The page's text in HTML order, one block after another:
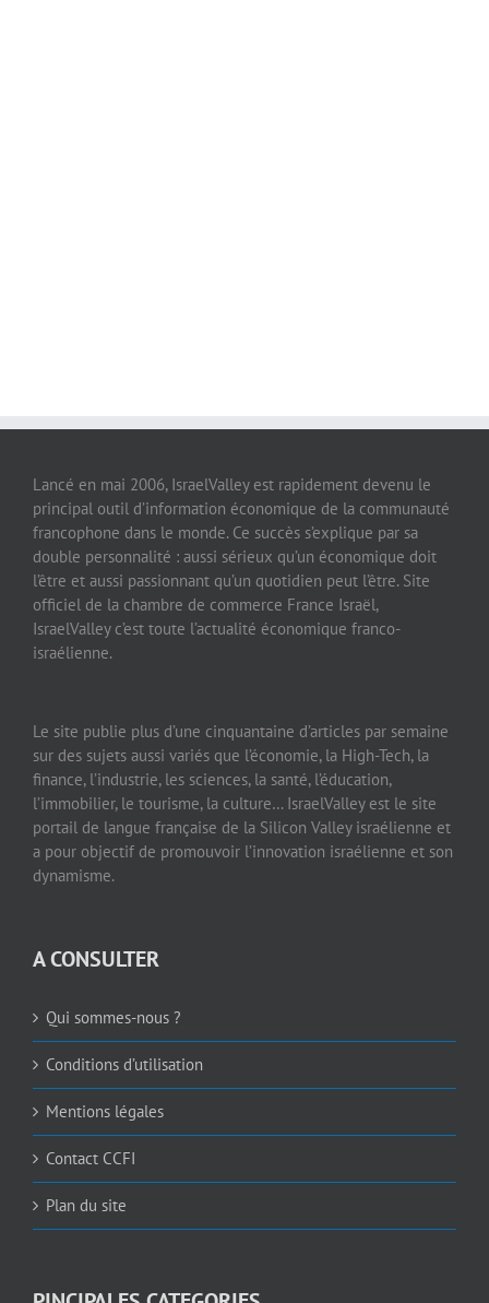
Lancé en mai 2006, IsraelValley est rapidement devenu le
principal outil d’information économique de la communauté
francophone dans le monde. Ce succès s’explique par sa
double personnalité : aussi sérieux qu’un économique doit
l’être et aussi passionnant qu’un quotidien peut l’être. Site
officiel de la chambre de commerce France Israël,
IsraelValley c’est toute l’actualité économique franco-
israélienne.
Le site publie plus d’une cinquantaine d’articles par semaine
sur des sujets aussi variés que l’économie, la High-Tech, la
finance, l’industrie, les sciences, la santé, l’éducation,
l’immobilier, le tourisme, la culture… IsraelValley est le site
portail de langue française de la Silicon Valley israélienne et
a pour objectif de promouvoir l’innovation israélienne et son
dynamisme.
A CONSULTER
Qui sommes-nous ?
Conditions d’utilisation
Mentions légales
Contact CCFI
Plan du site